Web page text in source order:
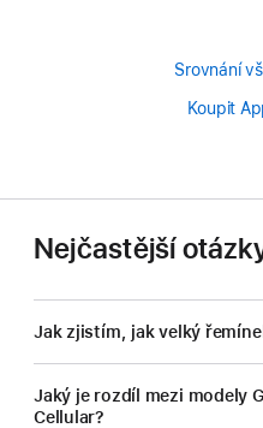
Srovnání
Koupit
Nejčastější
Jak zjistím, jak velký
Jaký je rozdíl mezi modely
Cellular?